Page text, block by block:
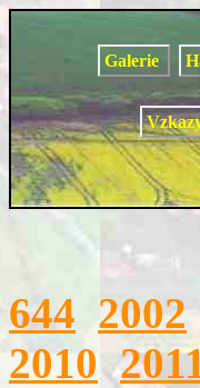
Galerie
644 2002
2010